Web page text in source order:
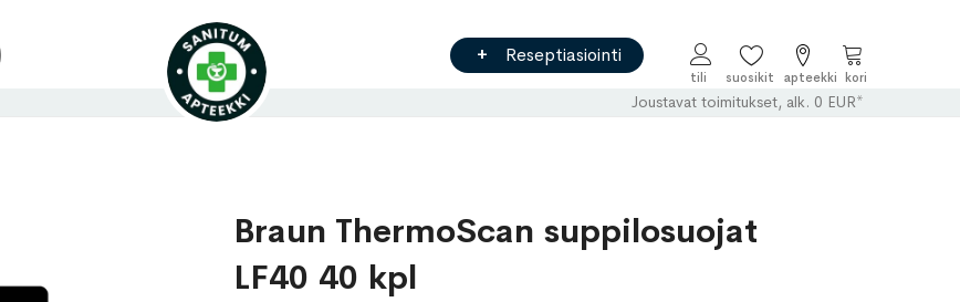
Reseptiasiointi
Ostoskori
Joustavat toimitukset, alk. 0 EUR*
Braun ThermoScan suppilosuojat
LF40 40 kpl